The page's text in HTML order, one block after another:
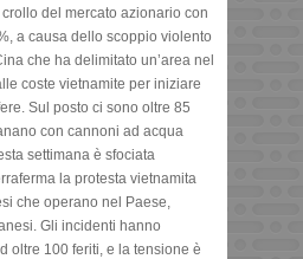
del mercato azionario con
a causa dello scoppio violento
che ha delimitato un’area nel
coste vietnamite per iniziare
Sul posto ci sono oltre 85
con cannoni ad acqua
settimana è sfociata
la protesta vietnamita
che operano nel Paese,
Gli incidenti hanno
oltre 100 feriti, e la tensione è